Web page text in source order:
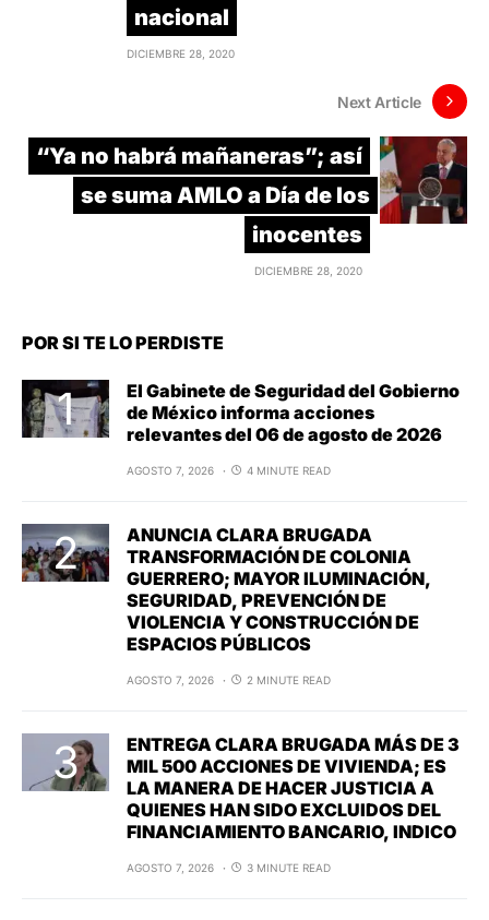
nacional
DICIEMBRE 28, 2020
Next Article
“Ya no habrá mañaneras”; así
se suma AMLO a Día de los
inocentes
DICIEMBRE 28, 2020
POR SI TE LO PERDISTE
El Gabinete de Seguridad del Gobierno
de México informa acciones
relevantes del 06 de agosto de 2026
AGOSTO 7, 2026 4 MINUTE READ
ANUNCIA CLARA BRUGADA
TRANSFORMACIÓN DE COLONIA
GUERRERO; MAYOR ILUMINACIÓN,
SEGURIDAD, PREVENCIÓN DE
VIOLENCIA Y CONSTRUCCIÓN DE
ESPACIOS PÚBLICOS
AGOSTO 7, 2026 2 MINUTE READ
ENTREGA CLARA BRUGADA MÁS DE 3
MIL 500 ACCIONES DE VIVIENDA; ES
LA MANERA DE HACER JUSTICIA A
QUIENES HAN SIDO EXCLUIDOS DEL
FINANCIAMIENTO BANCARIO, INDICO
AGOSTO 7, 2026 3 MINUTE READ